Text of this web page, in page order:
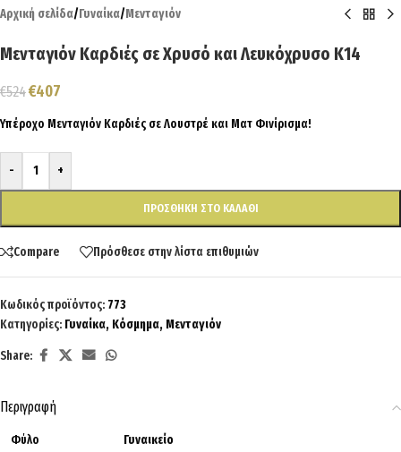
Αρχική σελίδα/Γυναίκα/Μενταγιόν
Μενταγιόν Καρδιές σε Χρυσό και Λευκόχρυσο Κ14
€524€407
Υπέροχο Μενταγιόν Καρδιές σε Λουστρέ και Ματ Φινίρισμα!
- +
ΠΡΟΣΘΉΚΗ ΣΤΟ ΚΑΛΆΘΙ
Compare Πρόσθεσε στην λίστα επιθυμιών
Κωδικός προϊόντος: 773
Κατηγορίες: Γυναίκα, Κόσμημα, Μενταγιόν
Share:
Περιγραφή
Φύλο Γυναικείο